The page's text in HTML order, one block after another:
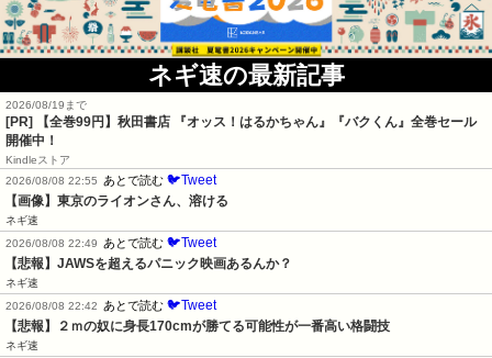
ネギ速の最新記事
2026/08/19まで
[PR]
【全巻99円】秋田書店 『オッス！はるかちゃん』『バクくん』全巻セール
開催中！
Kindleストア
2026/08/08 22:55
あとで読む 🐦Tweet
【画像】東京のライオンさん、溶ける
ネギ速
2026/08/08 22:49
あとで読む 🐦Tweet
【悲報】JAWSを超えるパニック映画あるんか？
ネギ速
2026/08/08 22:42
あとで読む 🐦Tweet
【悲報】２ｍの奴に身長170cmが勝てる可能性が一番高い格闘技
ネギ速